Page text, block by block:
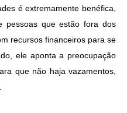
é extremamente benéfica,
pessoas que estão fora dos
recursos financeiros para se
ele aponta a preocupação
que não haja vazamentos,